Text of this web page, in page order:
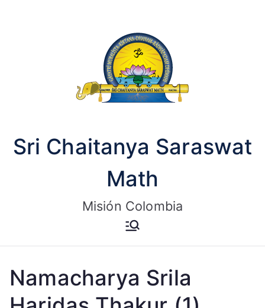
Sri Chaitanya Saraswat
Math
Misión Colombia
Namacharya Srila